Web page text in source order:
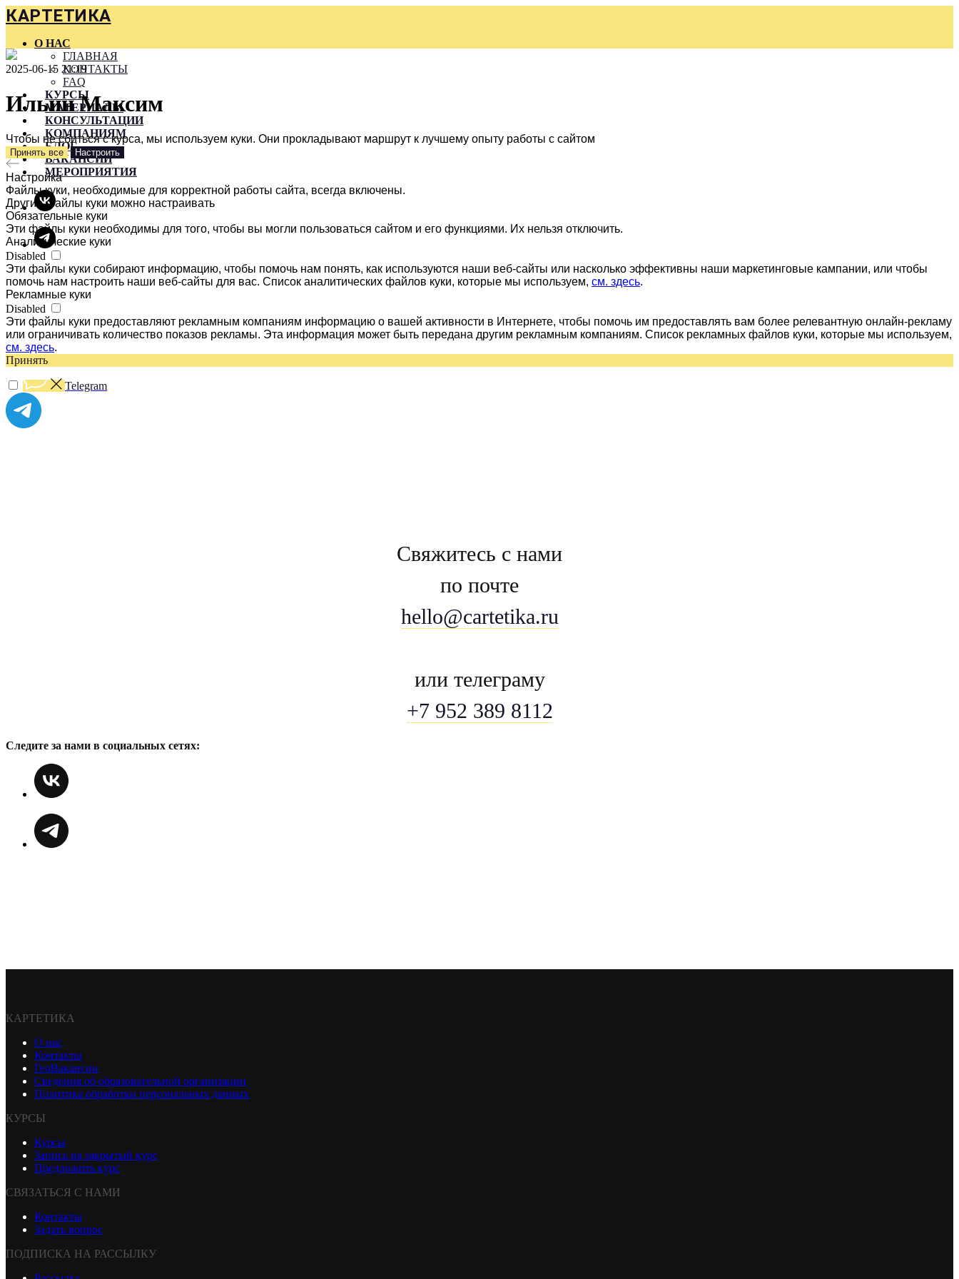
КАРТЕТИКА
О НАС
ГЛАВНАЯ
КОНТАКТЫ
FAQ
КУРСЫ
МАТЕРИАЛЫ
КОНСУЛЬТАЦИИ
КОМПАНИЯМ
БЛОГ
ВАКАНСИИ
МЕРОПРИЯТИЯ
2025-06-15 21:19
Ильин Максим
Чтобы не сбиться с курса, мы используем куки. Они прокладывают маршрут к лучшему опыту работы с сайтом
Принять все Настроить
Настройка
Файлы куки, необходимые для корректной работы сайта, всегда включены.
Другие файлы куки можно настраивать
Обязательные куки
Эти файлы куки необходимы для того, чтобы вы могли пользоваться сайтом и его функциями. Их нельзя отключить.
Аналитические куки
Disabled
Эти файлы куки собирают информацию, чтобы помочь нам понять, как используются наши веб-сайты или насколько эффективны наши маркетинговые кампании, или чтобы
помочь нам настроить наши веб-сайты для вас. Список аналитических файлов куки, которые мы используем, см. здесь.
Рекламные куки
Disabled
Эти файлы куки предоставляют рекламным компаниям информацию о вашей активности в Интернете, чтобы помочь им предоставлять вам более релевантную онлайн-рекламу
или ограничивать количество показов рекламы. Эта информация может быть передана другим рекламным компаниям. Список рекламных файлов куки, которые мы используем,
см. здесь.
Принять
Telegram
Свяжитесь с нами
по почте
hello@cartetika.ru
или телеграму
+7 952 389 8112
Следите за нами в социальных сетях:
КАРТЕТИКА
О нас
Контакты
ГеоВакансии
Сведения об образовательной организации
Политика обработки персональных данных
КУРСЫ
Курсы
Запись на закрытый курс
Предложить курс
СВЯЗАТЬСЯ С НАМИ
Контакты
Задать вопрос
ПОДПИСКА НА РАССЫЛКУ